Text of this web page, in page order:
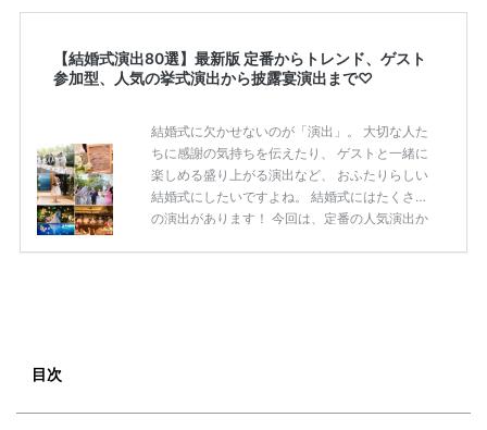
【結婚式演出80選】最新版 定番からトレンド、ゲスト
参加型、人気の挙式演出から披露宴演出まで♡
結婚式に欠かせないのが「演出」。 大切な人た
ちに感謝の気持ちを伝えたり、 ゲストと一緒に
楽しめる盛り上がる演出など、 おふたりらしい
結婚式にしたいですよね。 結婚式にはたくさん
の演出があります！ 今回は、定番の人気演出か
めての結婚準備何する？令 […]続きを読む
目次